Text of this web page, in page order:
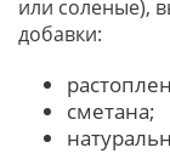
или соленые),
добавки:
сметана;